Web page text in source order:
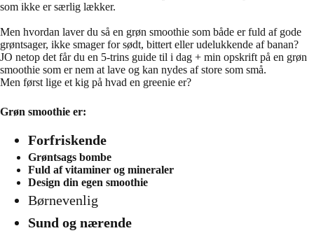
som ikke er særlig lækker.
Men hvordan laver du så en grøn smoothie som både er fuld af gode
grøntsager, ikke smager for sødt, bittert eller udelukkende af banan?
JO netop det får du en 5-trins guide til i dag + min opskrift på en grøn
smoothie som er nem at lave og kan nydes af store som små.
Men først lige et kig på hvad en greenie er?
Grøn smoothie er:
Forfriskende
Grøntsags bombe
Fuld af vitaminer og mineraler
Design din egen smoothie
Børnevenlig
Sund og nærende